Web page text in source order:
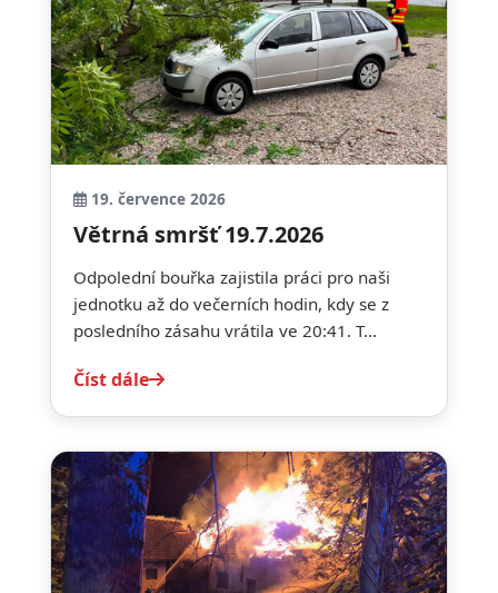
19. července 2026
Větrná smršť 19.7.2026
Odpolední bouřka zajistila práci pro naši
jednotku až do večerních hodin, kdy se z
posledního zásahu vrátila ve 20:41. T...
Číst dále